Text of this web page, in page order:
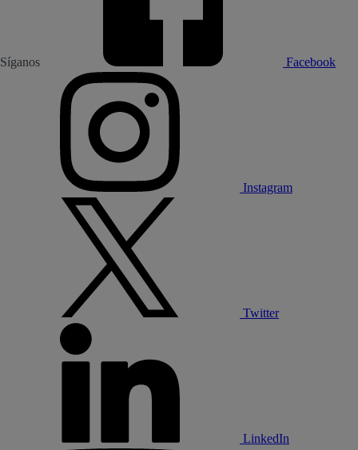
Síganos Facebook
Instagram
Twitter
LinkedIn